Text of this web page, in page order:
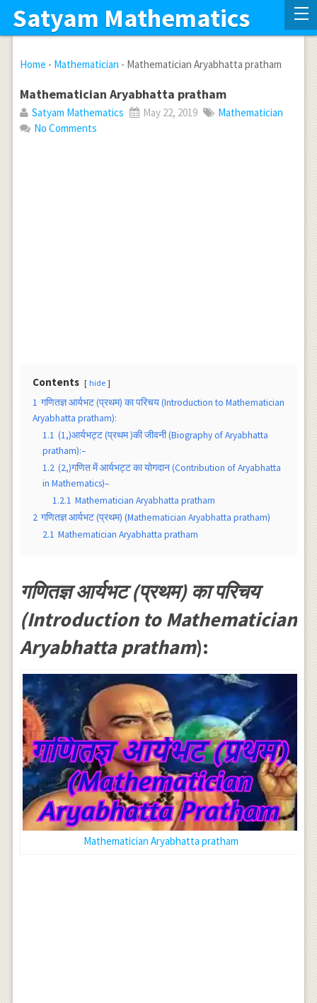
Satyam Mathematics
Home - Mathematician - Mathematician Aryabhatta pratham
Mathematician Aryabhatta pratham
Satyam Mathematics May 22, 2019
Mathematician
No Comments
Contents hide
1 गणितज्ञ आर्यभट (प्रथम) का परिचय (Introduction to Mathematician
Aryabhatta pratham):
1.1 (1,)आर्यभट्ट (प्रथम )की जीवनी (Biography of Aryabhatta
pratham):–
1.2 (2,)गणित में आर्यभट्ट का योगदान (Contribution of Aryabhatta
in Mathematics)–
1.2.1 Mathematician Aryabhatta pratham
2 गणितज्ञ आर्यभट (प्रथम) (Mathematician Aryabhatta pratham)
2.1 Mathematician Aryabhatta pratham
गणितज्ञ आर्यभट (प्रथम) का परिचय
(Introduction to Mathematician
Aryabhatta pratham):
Mathematician Aryabhatta pratham